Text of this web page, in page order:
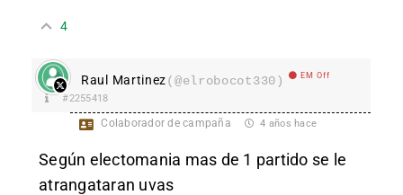
4
Raul Martinez(@elrobocot330) EM Off
#2255418
Colaborador de campaña 4 años hace
Según electomania mas de 1 partido se le
atrangataran uvas